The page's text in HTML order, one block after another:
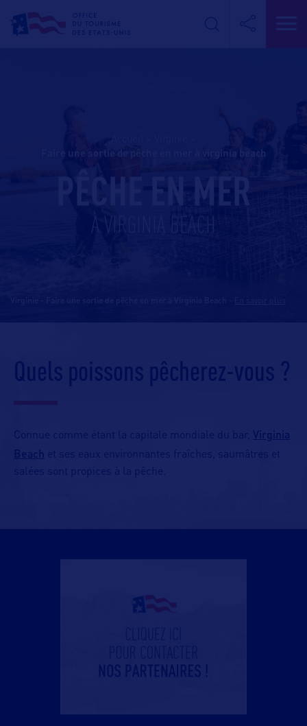
faire une sortie de pêche en mer à virginia beach
PÊCHE EN MER
À VIRGINIA BEACH
Quels poissons pêcherez-vous ?
Connue comme étant la capitale mondiale du bar, Virginia
Beach
et ses eaux environnantes fraîches, saumâtres et
salées sont propices à la pêche.